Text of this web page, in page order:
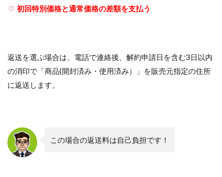
初回特別価格と通常価格の差額を支払う
返送を選ぶ場合は、電話で連絡後、解約申請日を含む3日以内
の消印で「商品(開封済み・使用済み）」を販売元指定の住所
に返送します。
この場合の返送料は自己負担です！